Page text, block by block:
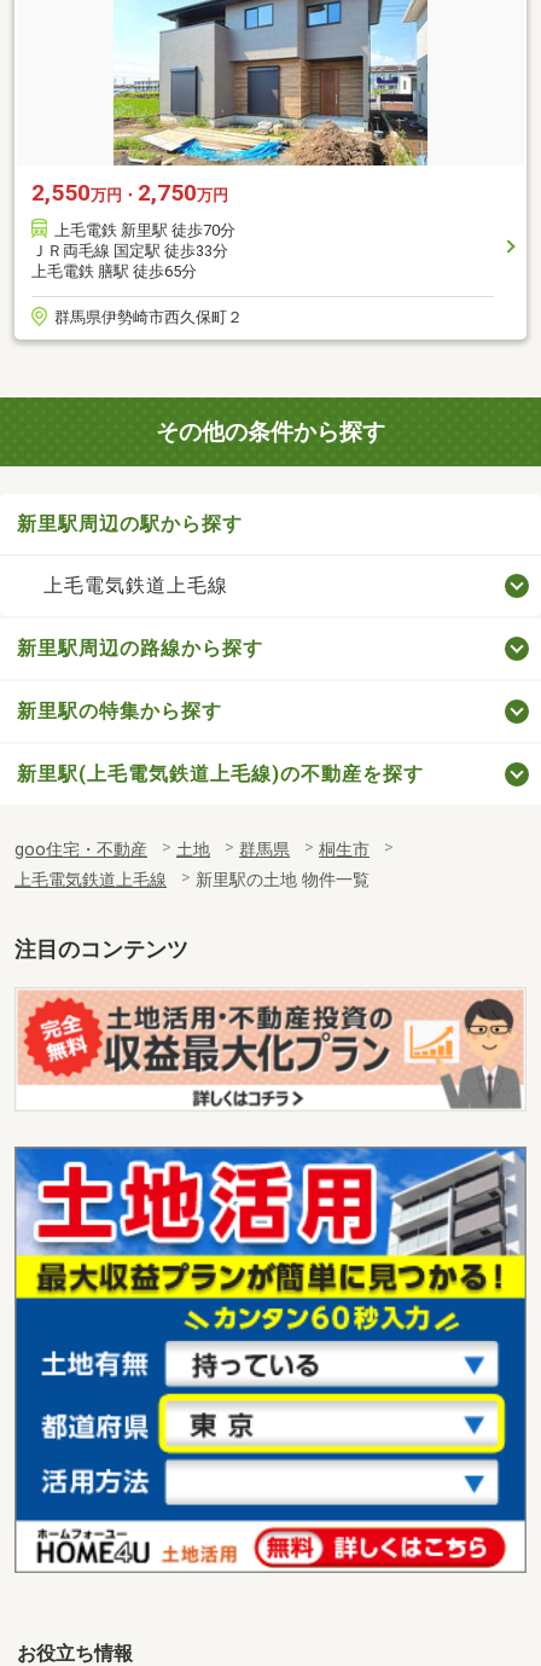
2,550万円・ 2,750万円
上毛電鉄 新里駅 徒歩70分
ＪＲ両毛線 国定駅 徒歩33分
上毛電鉄 膳駅 徒歩65分
群馬県伊勢崎市西久保町２
その他の条件から探す
新里駅周辺の駅から探す
上毛電気鉄道上毛線
新里駅周辺の路線から探す
新里駅の特集から探す
新里駅(上毛電気鉄道上毛線)の不動産を探す
goo住宅・不動産 土地 群馬県
桐生市
上毛電気鉄道上毛線
新里駅の土地 物件一覧
注目のコンテンツ
お役立ち情報